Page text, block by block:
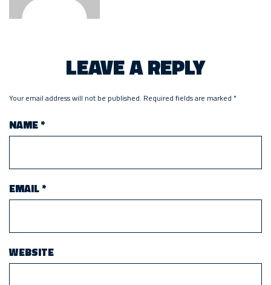
LEAVE A REPLY
Your email address will not be published. Required fields are marked *
NAME*
EMAIL*
WEBSITE